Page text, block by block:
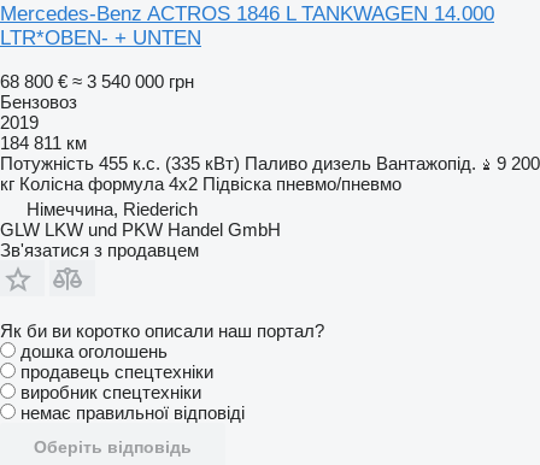
Mercedes-Benz ACTROS 1846 L TANKWAGEN 14.000
LTR*OBEN- + UNTEN
68 800 € ≈ 3 540 000 грн
Бензовоз
2019
184 811 км
Потужність 455 к.с. (335 кВт) Паливо дизель Вантажопід.
9 200
кг Колісна формула 4x2 Підвіска пневмо/пневмо
Німеччина, Riederich
GLW LKW und PKW Handel GmbH
Зв'язатися з продавцем
Як би ви коротко описали наш портал?
дошка оголошень
продавець спецтехніки
виробник спецтехніки
немає правильної відповіді
Оберіть відповідь